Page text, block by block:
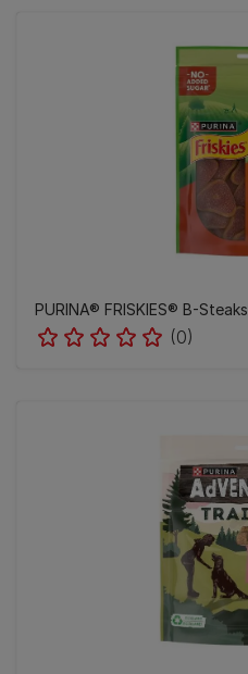
PURINA® FRISKIES® B-Steaks
(0)